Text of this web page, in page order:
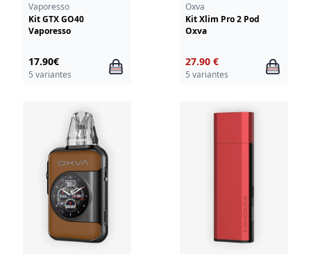
Vaporesso
Kit GTX GO40
Vaporesso
17.90€
5 variantes
Oxva
Kit Xlim Pro 2 Pod
Oxva
27.90 €
5 variantes